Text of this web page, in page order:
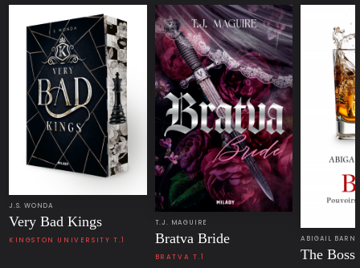
J.S. WONDA
Very Bad Kings
KINGSTON UNIVERSITY T.1
T.J. MAGUIRE
Bratva Bride
BRATVA T.1
ABIGAIL
The Boss